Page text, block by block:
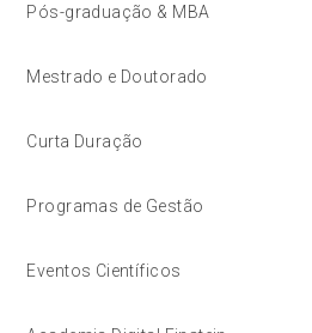
Pós-graduação & MBA
Mestrado e Doutorado
Curta Duração
Programas de Gestão
Eventos Científicos